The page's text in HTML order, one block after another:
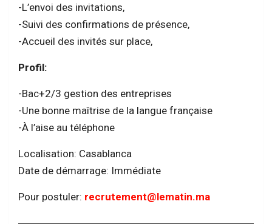
-L’envoi des invitations,
-Suivi des confirmations de présence,
-Accueil des invités sur place,
Profil:
-Bac+2/3 gestion des entreprises
-Une bonne maîtrise de la langue française
-À l’aise au téléphone
Localisation: Casablanca
Date de démarrage: Immédiate
Pour postuler: recrutement@lematin.ma